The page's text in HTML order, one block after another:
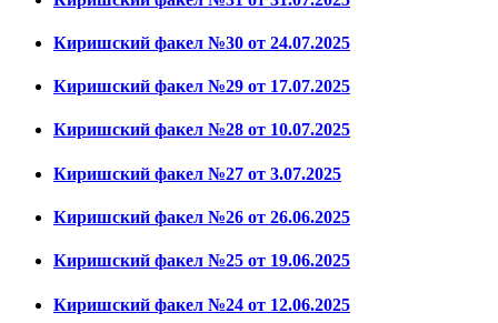
Киришский факел №30 от 24.07.2025
Киришский факел №29 от 17.07.2025
Киришский факел №28 от 10.07.2025
Киришский факел №27 от 3.07.2025
Киришский факел №26 от 26.06.2025
Киришский факел №25 от 19.06.2025
Киришский факел №24 от 12.06.2025